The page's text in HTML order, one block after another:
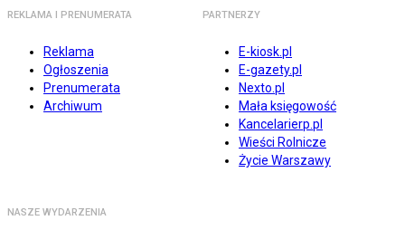
REKLAMA I PRENUMERATA
Reklama
Ogłoszenia
Prenumerata
Archiwum
PARTNERZY
E-kiosk.pl
E-gazety.pl
Nexto.pl
Mała księgowość
Kancelarierp.pl
Wieści Rolnicze
Życie Warszawy
NASZE WYDARZENIA